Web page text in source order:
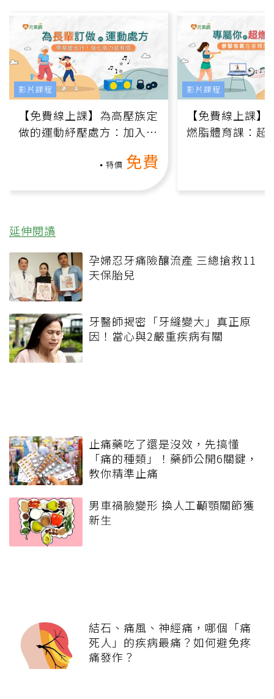
【免費線上課】為高壓族定
做的運動紓壓處方：加入行
特價 免費
影片課程
【免費線上課
燃脂體育課：超
影片課程
延伸閱讀
孕婦忍牙痛險釀流產 三總搶救11
天保胎兒
牙醫師揭密「牙縫變大」真正原
因！當心與2嚴重疾病有關
止痛藥吃了還是沒效，先搞懂
「痛的種類」！藥師公開6關鍵，
教你精準止痛
男車禍臉變形 換人工顳顎關節獲
新生
結石、痛風、神經痛，哪個「痛
死人」的疾病最痛？如何避免疼
痛發作？